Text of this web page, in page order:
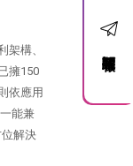
架構、
擁150
依應用
能兼
解決